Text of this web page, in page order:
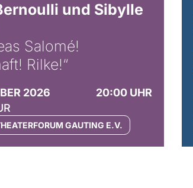
und Sibylle
Salomé!
Rilke!“
2026
20:00 UHR
GAUTING E.V.